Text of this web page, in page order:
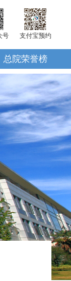
号 支付宝预约
总院荣誉榜